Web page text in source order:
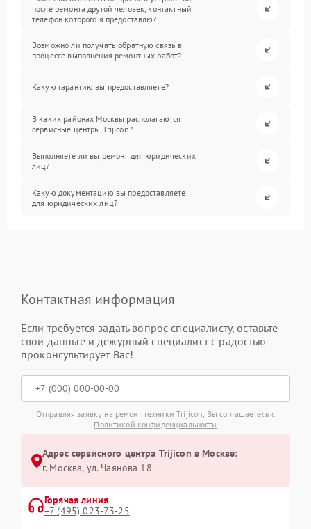
после ремонта другой человек, контактный
телефон которого я предоставлю?
Возможно ли получать обратную связь в
процессе выполнения ремонтных работ?
Какую гарантию вы предоставляете?
В каких районах Москвы располагаются
сервисные центры Trijicon?
Выполняете ли вы ремонт для юридических
лиц?
Какую документацию вы предоставляете
для юридических лиц?
Контактная информация
Если требуется задать вопрос специалисту, оставьте
свои данные и дежурный специалист с радостью
проконсультирует Вас!
Отправляя заявку на ремонт техники Trijicon, Вы соглашаетесь с
Политикой конфиденциальности
Адрес сервисного центра Trijicon в Москве:
г. Москва, ул. Чаянова 18
Горячая линия
+7 (495) 023-73-25